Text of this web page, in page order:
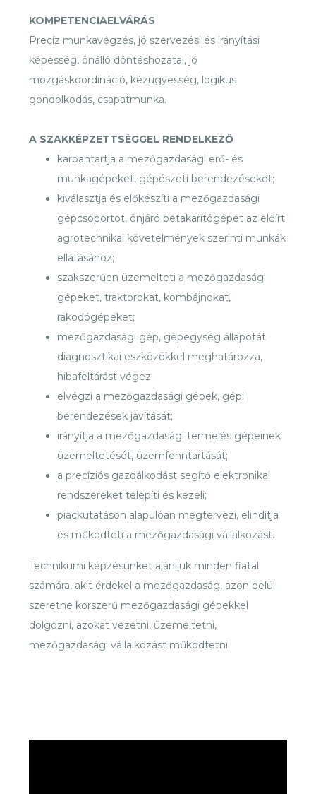
KOMPETENCIAELVÁRÁS
Precíz munkavégzés, jó szervezési és irányítási
képesség, önálló döntéshozatal, jó
mozgáskoordináció, kézügyesség, logikus
gondolkodás, csapatmunka.
A SZAKKÉPZETTSÉGGEL RENDELKEZŐ
karbantartja a mezőgazdasági erő- és
munkagépeket, gépészeti berendezéseket;
kiválasztja és előkészíti a mezőgazdasági
gépcsoportot, önjáró betakarítógépet az előírt
agrotechnikai követelmények szerinti munkák
ellátásához;
szakszerűen üzemelteti a mezőgazdasági
gépeket, traktorokat, kombájnokat,
rakodógépeket;
mezőgazdasági gép, gépegység állapotát
diagnosztikai eszközökkel meghatározza,
hibafeltárást végez;
elvégzi a mezőgazdasági gépek, gépi
berendezések javítását;
irányítja a mezőgazdasági termelés gépeinek
üzemeltetését, üzemfenntartását;
a precíziós gazdálkodást segítő elektronikai
rendszereket telepíti és kezeli;
piackutatáson alapulóan megtervezi, elindítja
és működteti a mezőgazdasági vállalkozást.
Technikumi képzésünket ajánljuk minden fiatal
számára, akit érdekel a mezőgazdaság, azon belül
szeretne korszerű mezőgazdasági gépekkel
dolgozni, azokat vezetni, üzemeltetni,
mezőgazdasági vállalkozást működtetni.